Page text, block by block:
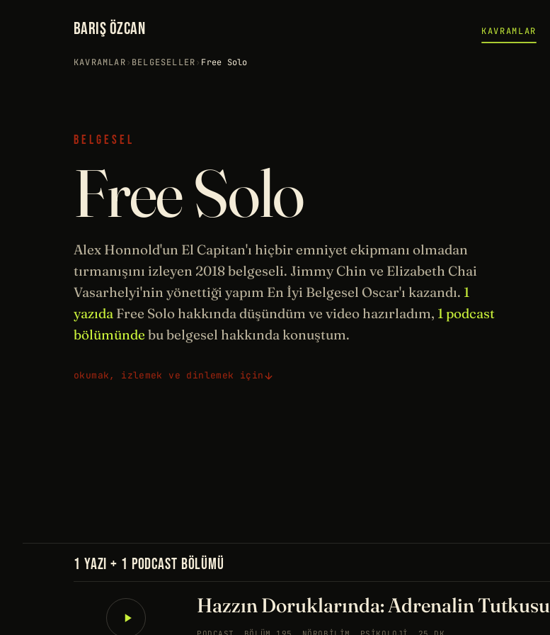
BARIŞ ÖZCAN KAVRAMLAR
KAVRAMLAR› BELGESELLER› Free Solo
BELGESEL
Free Solo
Alex Honnold'un El Capitan'ı hiçbir emniyet ekipmanı olmadan
tırmanışını izleyen 2018 belgeseli. Jimmy Chin ve Elizabeth Chai
Vasarhelyi'nin yönettiği yapım En İyi Belgesel Oscar'ı kazandı. 1
yazıda Free Solo hakkında düşündüm ve video hazırladım, 1 podcast
bölümünde bu belgesel hakkında konuştum.
okumak, izlemek ve dinlemek için
1 YAZI + 1 PODCAST BÖLÜMÜ
Hazzın Doruklarında: Adrenalin Tutkusu